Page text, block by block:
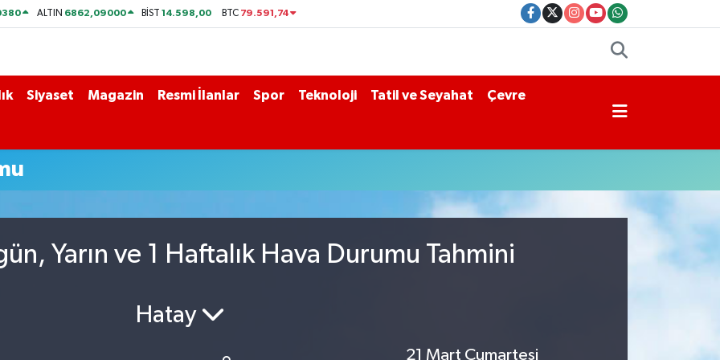
ALTIN 6862,09000 BİST14.598,00 BTC 79.591,74
Siyaset Magazin Resmi İlanlar Spor Teknoloji Tatil ve Seyahat Çevre
Yarın ve 1 Haftalık Hava Durumu Tahmini
Hatay
21 Mart Cumartesi